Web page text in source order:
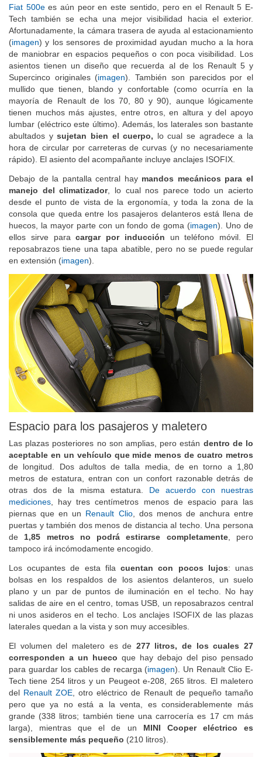
Fiat 500ees aún peor en este sentido, pero en el Renault 5 E-
Tech también se echa una mejor visibilidad hacia el exterior.
Afortunadamente, la cámara trasera de ayuda al estacionamiento
(imagen) y los sensores de proximidad ayudan mucho a la hora
de maniobrar en espacios pequeños o con poca visibilidad. Los
asientos tienen un diseño que recuerda al de los Renault 5 y
Supercinco originales (imagen). También son parecidos por el
mullido que tienen, blando y confortable (como ocurría en la
mayoría de Renault de los 70, 80 y 90), aunque lógicamente
tienen muchos más ajustes, entre otros, en altura y del apoyo
lumbar (eléctrico este último). Además, los laterales son bastante
abultados ysujetan bien el cuerpo, lo cual se agradece a la
hora de circular por carreteras de curvas (y no necesariamente
rápido). El asiento del acompañante incluye anclajes ISOFIX.
Debajo de la pantalla central hay mandos mecánicos para el
manejo del climatizador, lo cual nos parece todo un acierto
desde el punto de vista de la ergonomía, y toda la zona de la
consola que queda entre los pasajeros delanteros está llena de
huecos, la mayor parte con un fondo de goma (imagen). Uno de
ellos sirve paracargar por inducción un teléfono móvil. El
reposabrazos tiene una tapa abatible, pero no se puede regular
en extensión (imagen).
Espacio para los pasajeros y maletero
Las plazas posteriores no son amplias, pero están dentro de lo
aceptable en un vehículo que mide menos de cuatro metros
de longitud. Dos adultos de talla media, de en torno a 1,80
metros de estatura, entran con un confort razonable detrás de
otras dos de la misma estatura. De acuerdo con nuestras
mediciones , hay tres centímetros menos de espacio para las
piernas que en un Renault Clio, dos menos de anchura entre
puertas y también dos menos de distancia al techo. Una persona
de 1,85 metros no podrá estirarse completamente, pero
tampoco irá incómodamente encogido.
Los ocupantes de esta filacuentan con pocos lujos: unas
bolsas en los respaldos de los asientos delanteros, un suelo
plano y un par de puntos de iluminación en el techo. No hay
salidas de aire en el centro, tomas USB, un reposabrazos central
ni unos asideros en el techo. Los anclajes ISOFIX de las plazas
laterales quedan a la vista y son muy accesibles.
El volumen del maletero es de 277 litros, de los cuales 27
corresponden a un hueco que hay debajo del piso pensado
para guardar los cables de recarga (imagen). Un Renault Clio E-
Tech tiene 254 litros y un Peugeot e-208, 265 litros. El maletero
del Renault ZOE , otro eléctrico de Renault de pequeño tamaño
pero que ya no está a la venta, es considerablemente más
grande (338 litros; también tiene una carrocería es 17 cm más
larga), mientras que el de un MINI Cooper eléctrico es
sensiblemente más pequeño (210 litros).